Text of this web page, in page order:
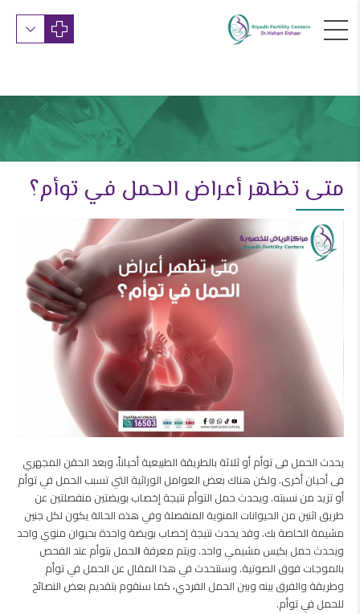
متى تظهر أعراض الحمل في توأم؟
يحدث الحمل فى توأم أو ثلاثة بالطريقة الطبيعية أحياناً، وبعد الحقن المجهري
فى أحيان أخرى. ولكن هناك بعض العوامل الوراثية التي تسبب الحمل في توأم
أو تزيد من نسبته. ويحدث حمل التوأم نتيجة إخصاب بويضتين منفصلتين عن
طريق اثنين من الحيوانات المنوية المنفصلة وفي هذه الحالة يكون لكل جنين
مشيمة الخاصة بك. وقد يحدث نتيجة إخصاب بويضة واحدة بحيوان منوي واحد
ويحدث حمل بكيس مشيمي واحد. ويتم معرفة الحمل بتوأم عند الفحص
بالموجات فوق الصوتية. وسنتحدث في هذا المقال عن الحمل في توأم
وطريقة والفرق بينه وبين الحمل الفردي، كما سنقوم بتقديم بعض النصائح
للحمل في توأم.